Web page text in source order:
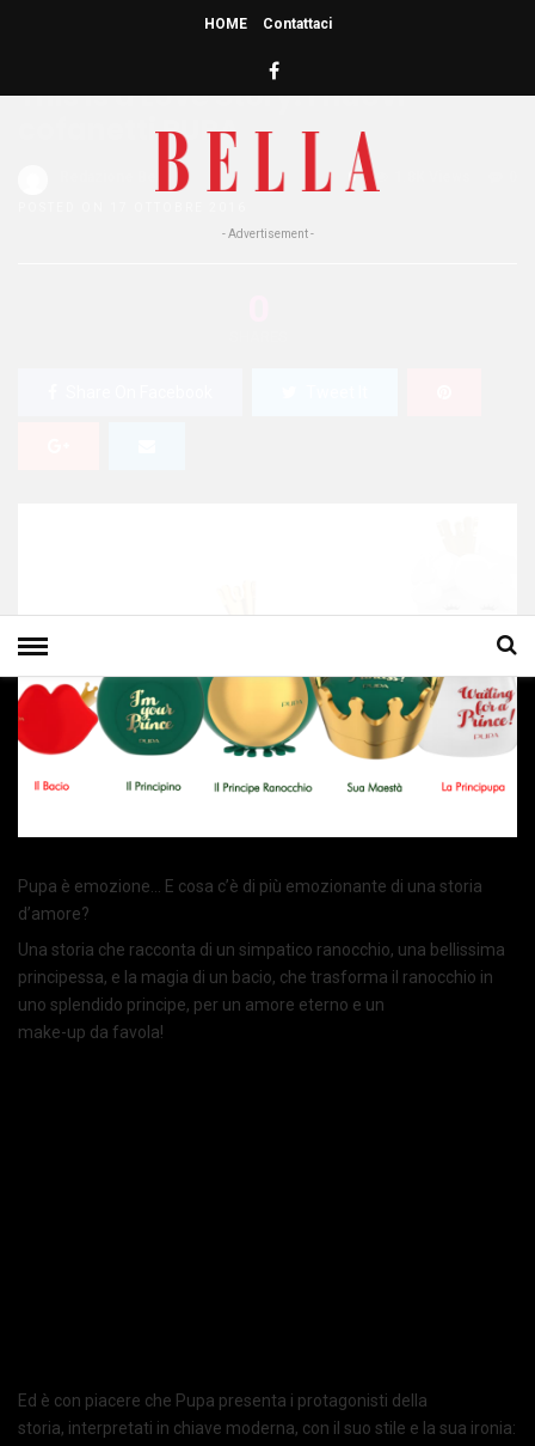
HOME Contattaci
- Advertisement -
This is a Love Story: i nuovi
cofanetti PUPA
0
Pupa è emozione… E cosa c’è di più emozionante di una storia
d’amore?
Una storia che racconta di un simpatico ranocchio, una bellissima
principessa, e la magia di un bacio, che trasforma il ranocchio in
uno splendido principe, per un amore eterno e un
make-up da favola!
Ed è con piacere che Pupa presenta i protagonisti della
storia, interpretati in chiave moderna, con il suo stile e la sua ironia: